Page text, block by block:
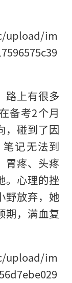
路上有很多
备考2个月
，碰到了因
记无法到
胃疼、头疼
心理的挫
野放弃，她
期，满血复